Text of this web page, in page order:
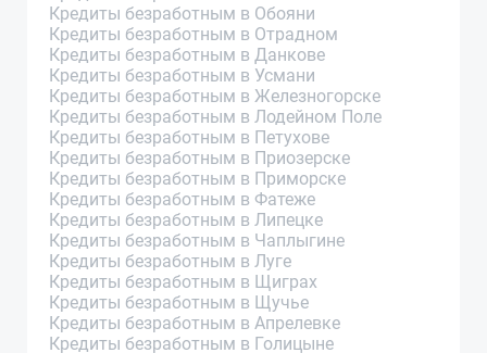
Кредиты безработным в Обояни
Кредиты безработным в Отрадном
Кредиты безработным в Данкове
Кредиты безработным в Усмани
Кредиты безработным в Железногорске
Кредиты безработным в Лодейном Поле
Кредиты безработным в Петухове
Кредиты безработным в Приозерске
Кредиты безработным в Приморске
Кредиты безработным в Фатеже
Кредиты безработным в Липецке
Кредиты безработным в Чаплыгине
Кредиты безработным в Луге
Кредиты безработным в Щиграх
Кредиты безработным в Щучье
Кредиты безработным в Апрелевке
Кредиты безработным в Голицыне